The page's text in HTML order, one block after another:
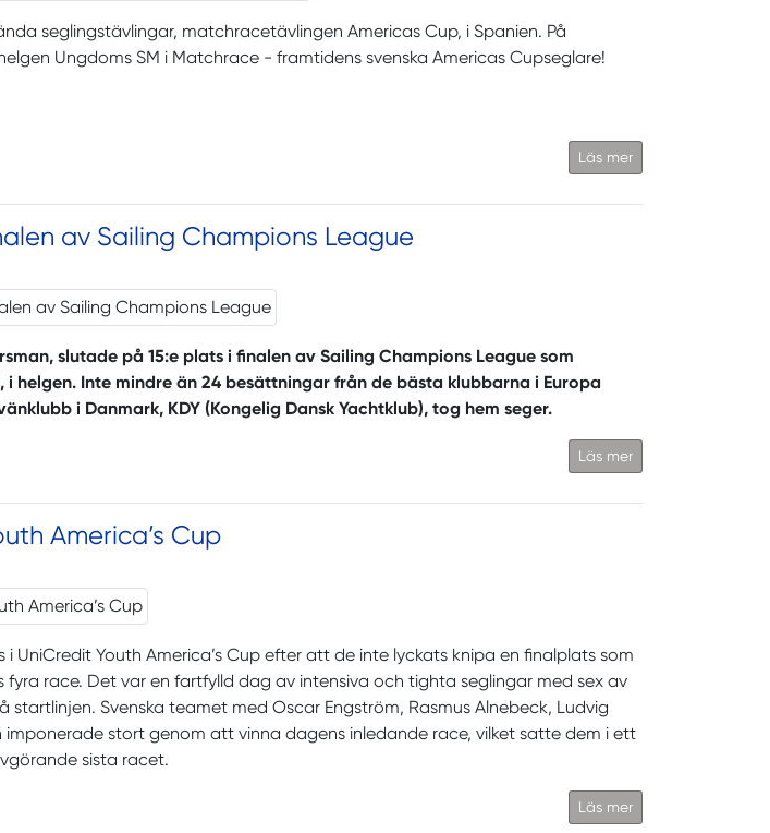
seglingstävlingar, matchracetävlingen Americas Cup, i Spanien. På
Ungdoms SM i Matchrace - framtidens svenska Americas Cupseglare!
Läs mer
av Sailing Champions League
slutade på 15:e plats i finalen av Sailing Champions League som
helgen. Inte mindre än 24 besättningar från de bästa klubbarna i Europa
i Danmark, KDY (Kongelig Dansk Yachtklub), tog hem seger.
Läs mer
America’s Cup
UniCredit Youth America’s Cup efter att de inte lyckats knipa en finalplats som
race. Det var en fartfylld dag av intensiva och tighta seglingar med sex av
Svenska teamet med Oscar Engström, Rasmus Alnebeck, Ludvig
imponerade stort genom att vinna dagens inledande race, vilket satte dem i ett
sista racet.
Läs mer